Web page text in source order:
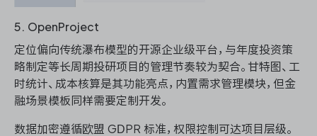
5. OpenProject
定位偏向传统瀑布模型的开源企业级平台，与年度投资策
略制定等长周期投研项目的管理节奏较为契合。甘特图、工
时统计、成本核算是其功能亮点，内置需求管理模块，但金
融场景模板同样需要定制开发。
数据加密遵循欧盟 GDPR 标准，权限控制可达项目层级。